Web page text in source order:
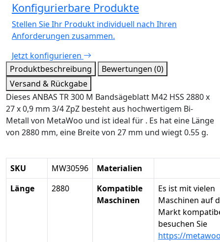
Konfigurierbare Produkte
Stellen Sie Ihr Produkt individuell nach Ihren
Anforderungen zusammen.
Jetzt konfigurieren
Produktbeschreibung
Bewertungen (0)
Versand & Rückgabe
Dieses ANBAS TR 300 M Bandsägeblatt M42 HSS 2880 x
27 x 0,9 mm 3/4 ZpZ besteht aus hochwertigem Bi-
Metall von MetaWoo und ist ideal für . Es hat eine Länge
von 2880 mm, eine Breite von 27 mm und wiegt 0.55 g.
SKU MW30596
Materialien
Länge
2880
Kompatible
Maschinen
Es ist mit vielen
Maschinen auf
Markt
besuchen Sie
https://